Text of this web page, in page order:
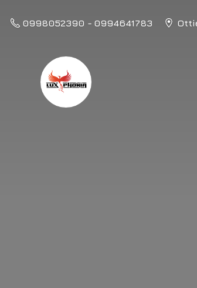
0998052390 - 0994641783